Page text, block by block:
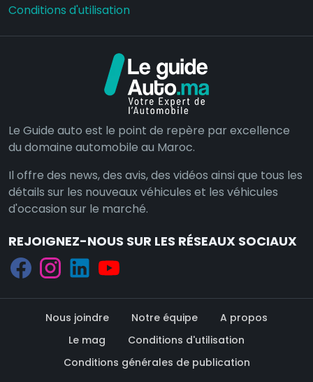
Conditions d'utilisation
Le Guide auto est le point de repère par excellence
du domaine automobile au Maroc.
Il offre des news, des avis, des vidéos ainsi que tous les
détails sur les nouveaux véhicules et les véhicules
d'occasion sur le marché.
REJOIGNEZ-NOUS SUR LES RÉSEAUX SOCIAUX
Nous joindre Notre équipe
A propos
Le mag
Conditions d'utilisation
Conditions générales de publication